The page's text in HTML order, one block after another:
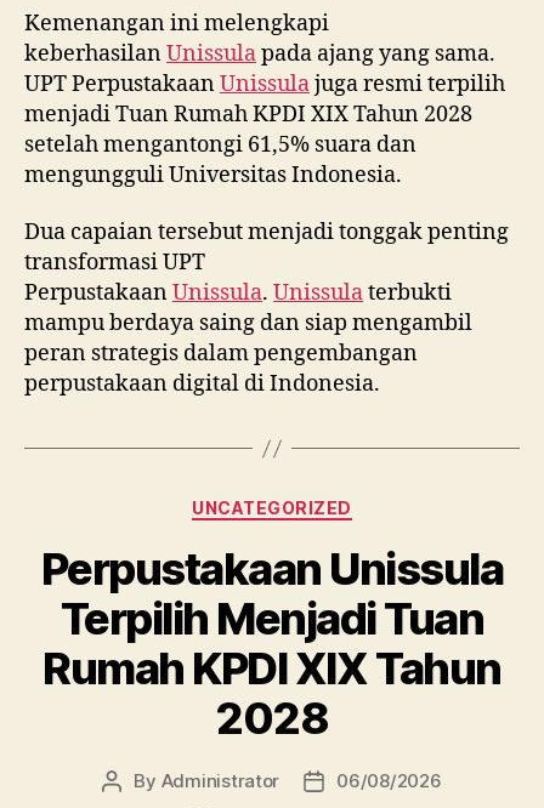
Kemenangan ini melengkapi
keberhasilanUnissulapada ajang yang sama.
UPT PerpustakaanUnissulajuga resmi terpilih
menjadi Tuan Rumah KPDI XIX Tahun 2028
setelah mengantongi 61,5% suara dan
mengungguli Universitas Indonesia.
Dua capaian tersebut menjadi tonggak penting
transformasi UPT
PerpustakaanUnissula. Unissulaterbukti
mampu berdaya saing dan siap mengambil
peran strategis dalam pengembangan
perpustakaan digital di Indonesia.
Categories
UNCATEGORIZED
Perpustakaan Unissula
Terpilih Menjadi Tuan
Rumah KPDI XIX Tahun
2028
Post
By Administrator
Post06/08/2026